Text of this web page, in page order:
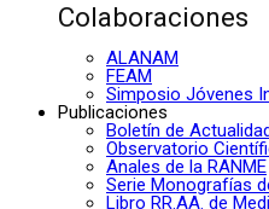
Colaboraciones
ALANAM
FEAM
Simposio Jóvenes
Publicaciones
Boletín de
Observatorio
Anales de la RANME
Serie Monografías
Libro RR.AA. de